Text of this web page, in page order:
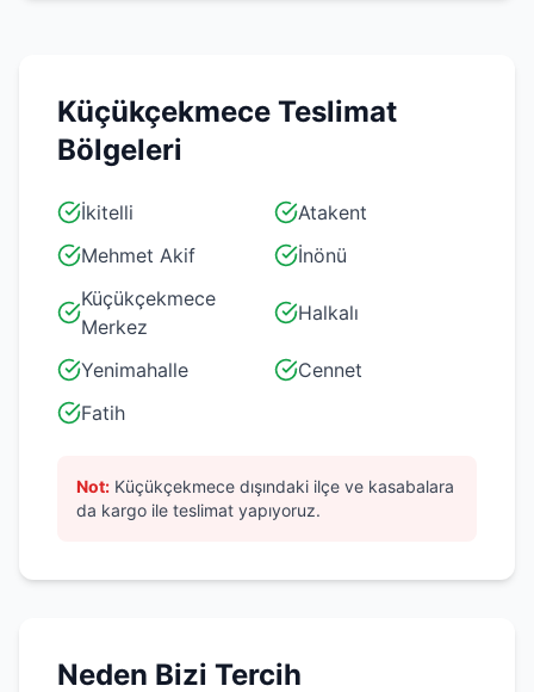
Küçükçekmece Teslimat
Bölgeleri
İkitelli
Atakent
Mehmet Akif
İnönü
Küçükçekmece
Merkez
Halkalı
Yenimahalle
Cennet
Fatih
Not: Küçükçekmece dışındaki ilçe ve kasabalara
da kargo ile teslimat yapıyoruz.
Neden Bizi Tercih